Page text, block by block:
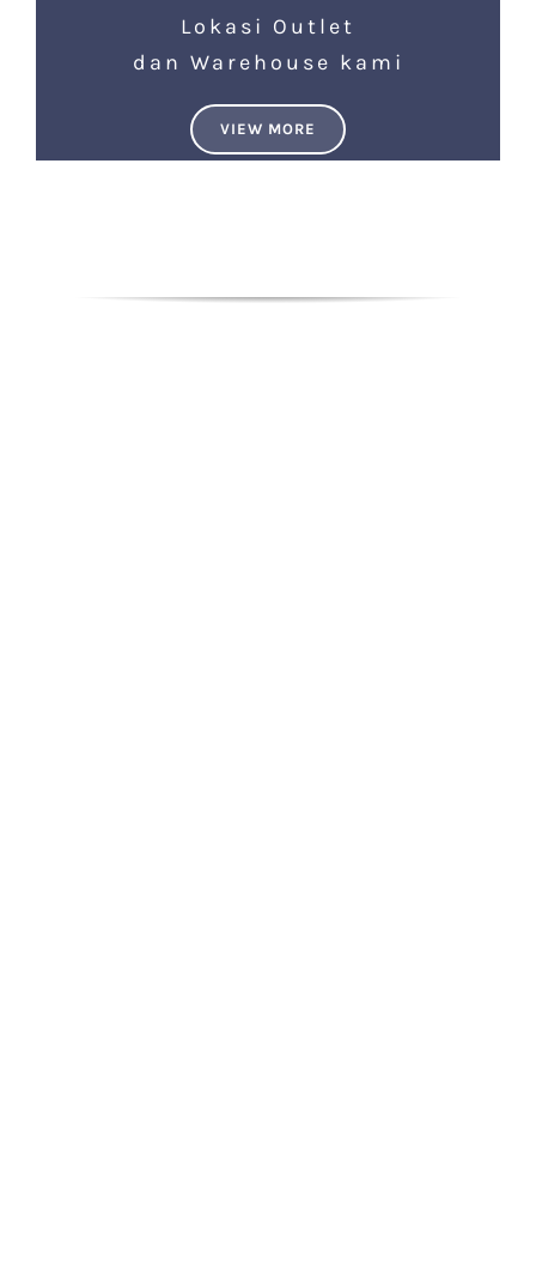
Lokasi Outlet
dan Warehouse kami
VIEW MORE